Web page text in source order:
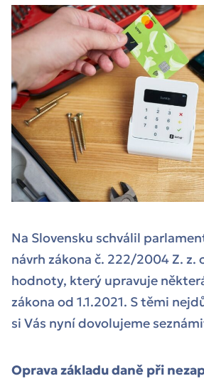
Klientská zóna
Nezávazně
Na Slovensku schválil
návrh zákona č. 222/2004 Z. z.
hodnoty, který upravuje
zákona od 1.1.2021. S těmi
si Vás nyní dovolujeme
Oprava základu daně při